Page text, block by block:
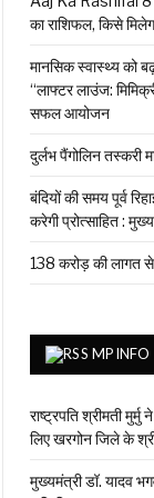
का राशिफल, किसे
मानसिक स्वास्थ्य को
“लाफ्टर लाउंज:
सफल आयोजन
दुर्लभ पैंगोलिन तस्करी
बंदियों की समय पूर्व
करेगी प्रोत्साहित :
138 करोड़ की लागत से
MPINFO
राष्ट्रपति श्रीमती
लिए खरगोन जिले के
मुख्यमंत्री डॉ. यादव